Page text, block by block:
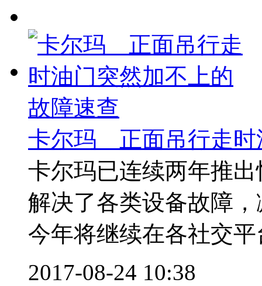
卡尔玛 正面吊行走时
卡尔玛已连续两年推
解决了各类设备故障
今年将继续在各社交
2017-08-24 10:38